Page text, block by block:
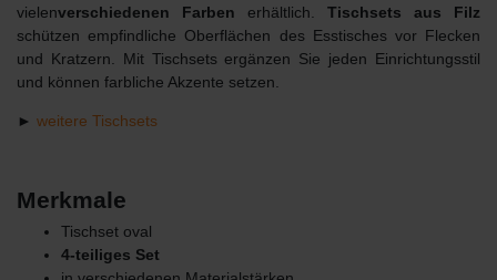
vielenverschiedenen Farben erhältlich. Tischsets aus Filz
schützen empfindliche Oberflächen des Esstisches vor Flecken
und Kratzern. Mit Tischsets ergänzen Sie jeden Einrichtungsstil
und können farbliche Akzente setzen.
► weitere Tischsets
Merkmale
Tischset oval
4-teiliges Set